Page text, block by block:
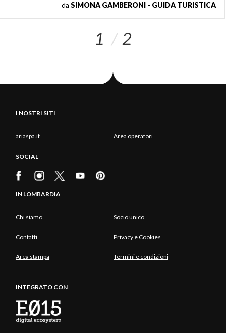
da SIMONA GAMBERONI - GUIDA TURISTICA
1 2
I NOSTRI SITI
ariaspa.it Area operatori
SOCIAL
IN LOMBARDIA
Chi siamo Socio unico
Contatti Privacy e Cookies
Area stampa Termini e condizioni
INTEGRATO CON